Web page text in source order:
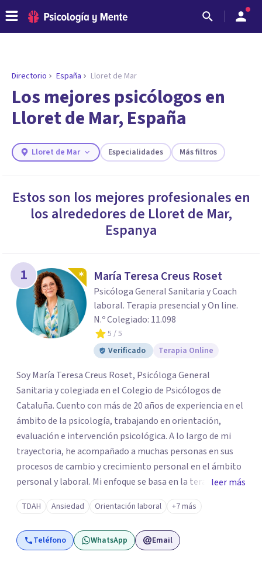
ENCONTRAR MI TERAPEUTA
¿Necesitas ayuda para encontrar el
psicólogo adecuado?
Responde a unas breves preguntas y te ofreceremos
necesidades.
Directorio España Lloret de Mar
Los mejores psicólogos en
Lloret de Mar, España
Lloret de Mar Especialidades Más filtros
Estos son los mejores profesionales en
los alrededores de Lloret de Mar,
Espanya
1 María Teresa Creus Roset
Psicóloga General Sanitaria y Coach
laboral. Terapia presencial y On line.
N.º Colegiado: 11.098
5 / 5
Verificado
Terapia Online
Soy María Teresa Creus Roset, Psicóloga General
Sanitaria y colegiada en el Colegio de Psicólogos de
Cataluña. Cuento con más de 20 años de experiencia en el
ámbito de la psicología, trabajando en orientación,
evaluación e intervención psicológica. A lo largo de mi
trayectoria, he acompañado a muchas personas en sus
procesos de cambio y crecimiento personal en el ámbito
personal y laboral. Mi enfoque se basa en la terapia
cognitivo-conductual e integral, aplicando metodologías
y técnicas respaldadas por la evidencia científica. En
sesión, además de escuchar, te proporciono
herramientas prácticas y efectivas para que puedas
leer más
TDAH Ansiedad Orientación laboral +7 más
Teléfono WhatsApp Email